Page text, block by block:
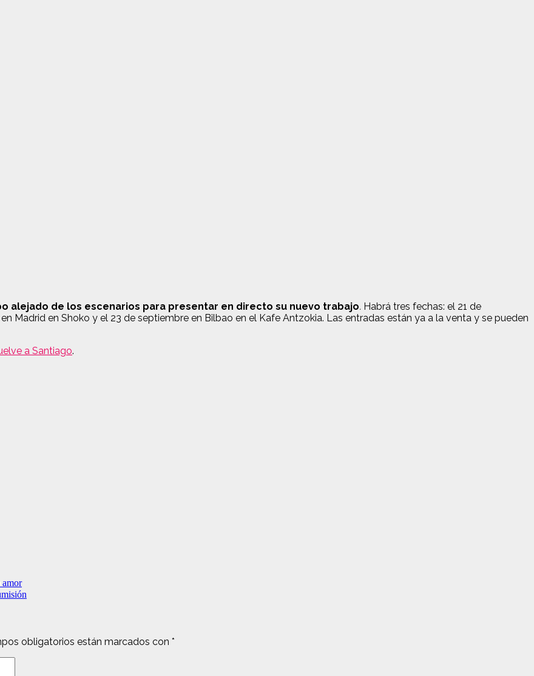
alejado de los escenarios para presentar en directo su nuevo trabajo. Habrá tres fechas: el 21 de
Madrid en Shoko y el 23 de septiembre en Bilbao en el Kafe Antzokia. Las entradas están ya a la venta y se pueden
a Santiago.
amor
obligatorios están marcados con *